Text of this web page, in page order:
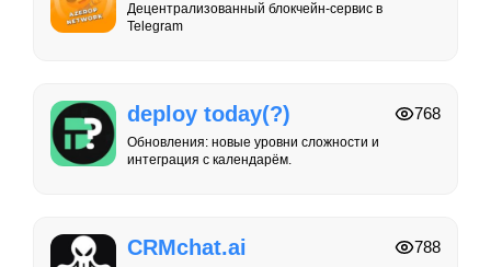
Децентрализованный блокчейн-сервис в
Telegram
deploy today(?)
Обновления: новые уровни сложности и
интеграция с календарём.
768
CRMchat.ai 788